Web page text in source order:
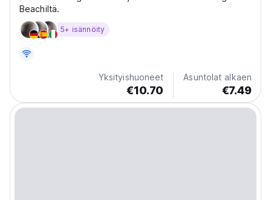
Beachiltä.
5+ isännöity
Yksityishuoneet
€10.70
Asuntolat alkaen
€7.49